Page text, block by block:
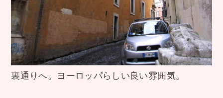
裏通りへ。ヨーロッパらしい良い雰囲気。